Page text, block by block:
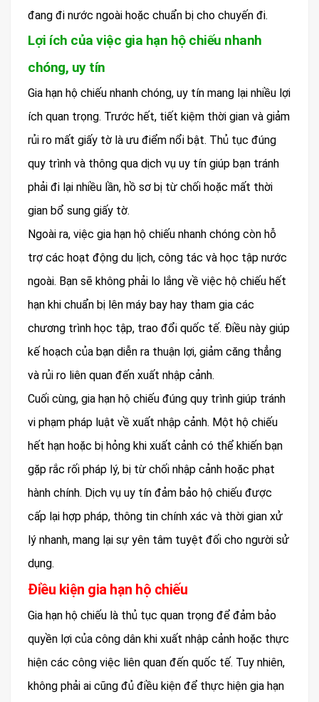
đang đi nước ngoài hoặc chuẩn bị cho chuyến đi.
Lợi ích của việc gia hạn hộ chiếu nhanh
chóng, uy tín
Gia hạn hộ chiếu nhanh chóng, uy tín mang lại nhiều lợi
ích quan trọng. Trước hết, tiết kiệm thời gian và giảm
rủi ro mất giấy tờ là ưu điểm nổi bật. Thủ tục đúng
quy trình và thông qua dịch vụ uy tín giúp bạn tránh
phải đi lại nhiều lần, hồ sơ bị từ chối hoặc mất thời
gian bổ sung giấy tờ.
Ngoài ra, việc gia hạn hộ chiếu nhanh chóng còn hỗ
trợ các hoạt động du lịch, công tác và học tập nước
ngoài. Bạn sẽ không phải lo lắng về việc hộ chiếu hết
hạn khi chuẩn bị lên máy bay hay tham gia các
chương trình học tập, trao đổi quốc tế. Điều này giúp
kế hoạch của bạn diễn ra thuận lợi, giảm căng thẳng
và rủi ro liên quan đến xuất nhập cảnh.
Cuối cùng, gia hạn hộ chiếu đúng quy trình giúp tránh
vi phạm pháp luật về xuất nhập cảnh. Một hộ chiếu
hết hạn hoặc bị hỏng khi xuất cảnh có thể khiến bạn
gặp rắc rối pháp lý, bị từ chối nhập cảnh hoặc phạt
hành chính. Dịch vụ uy tín đảm bảo hộ chiếu được
cấp lại hợp pháp, thông tin chính xác và thời gian xử
lý nhanh, mang lại sự yên tâm tuyệt đối cho người sử
dụng.
Điều kiện gia hạn hộ chiếu
Gia hạn hộ chiếu là thủ tục quan trọng để đảm bảo
quyền lợi của công dân khi xuất nhập cảnh hoặc thực
hiện các công việc liên quan đến quốc tế. Tuy nhiên,
không phải ai cũng đủ điều kiện để thực hiện gia hạn